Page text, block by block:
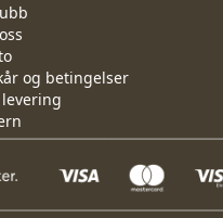
og betingelser